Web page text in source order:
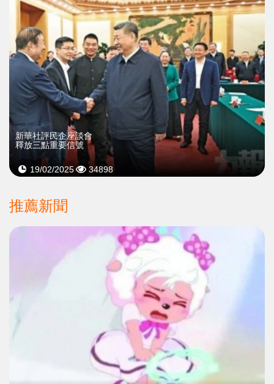
新華社評民企座談會
釋放三點重要信號
19/02/2025 34898
推薦新聞